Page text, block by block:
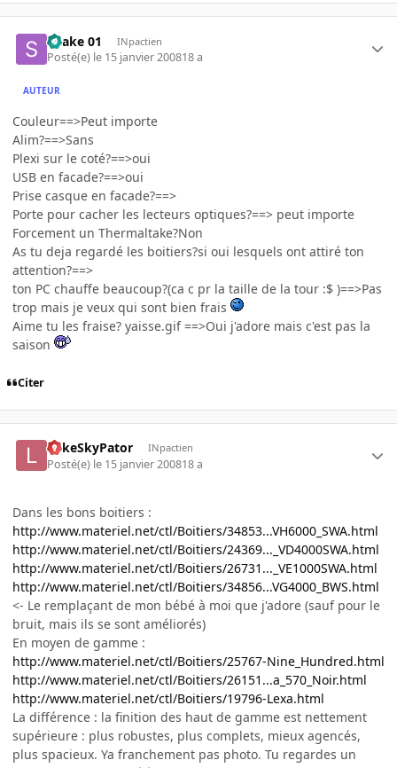
Snake 01 INpactien
Posté(e) le 15 janvier 200818 a
AUTEUR
Couleur==>Peut importe
Alim?==>Sans
Plexi sur le coté?==>oui
USB en facade?==>oui
Prise casque en facade?==>
Porte pour cacher les lecteurs optiques?==> peut importe
Forcement un Thermaltake?Non
As tu deja regardé les boitiers?si oui lesquels ont attiré ton
attention?==>
ton PC chauffe beaucoup?(ca c pr la taille de la tour :$ )==>Pas
trop mais je veux qui sont bien frais
Aime tu les fraise? yaisse.gif ==>Oui j'adore mais c'est pas la
saison
Citer
LukeSkyPator INpactien
Posté(e) le 15 janvier 200818 a
Dans les bons boitiers :
http://www.materiel.net/ctl/Boitiers/34853...VH6000_SWA.html
http://www.materiel.net/ctl/Boitiers/24369..._VD4000SWA.html
http://www.materiel.net/ctl/Boitiers/26731..._VE1000SWA.html
http://www.materiel.net/ctl/Boitiers/34856...VG4000_BWS.html
<- Le remplaçant de mon bébé à moi que j'adore (sauf pour le
bruit, mais ils se sont améliorés)
En moyen de gamme :
http://www.materiel.net/ctl/Boitiers/25767-Nine_Hundred.html
http://www.materiel.net/ctl/Boitiers/26151...a_570_Noir.html
http://www.materiel.net/ctl/Boitiers/19796-Lexa.html
La différence : la finition des haut de gamme est nettement
supérieure : plus robustes, plus complets, mieux agencés,
plus spacieux. Ya franchement pas photo. Tu regardes un